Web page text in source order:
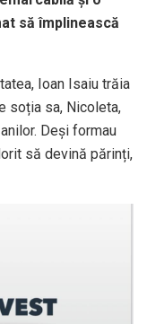
să împlinească
Ioan Isaiu trăia
soția sa, Nicoleta,
Deși formau
să devină părinți,